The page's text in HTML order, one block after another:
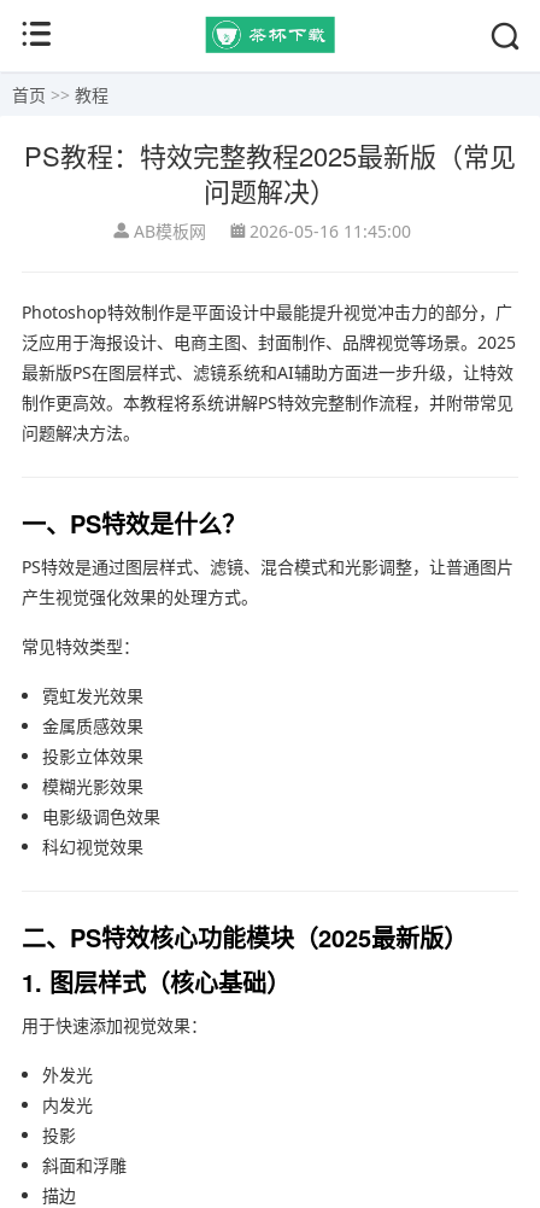
首页 >> 教程
PS教程：特效完整教程2025最新版（常见
问题解决）
AB模板网 2026-05-16 11:45:00
Photoshop特效制作是平面设计中最能提升视觉冲击力的部分，广
泛应用于海报设计、电商主图、封面制作、品牌视觉等场景。2025
最新版PS在图层样式、滤镜系统和AI辅助方面进一步升级，让特效
制作更高效。本教程将系统讲解PS特效完整制作流程，并附带常见
问题解决方法。
一、PS特效是什么？
PS特效是通过图层样式、滤镜、混合模式和光影调整，让普通图片
产生视觉强化效果的处理方式。
常见特效类型：
霓虹发光效果
金属质感效果
投影立体效果
模糊光影效果
电影级调色效果
科幻视觉效果
二、PS特效核心功能模块（2025最新版）
1. 图层样式（核心基础）
用于快速添加视觉效果：
外发光
内发光
投影
斜面和浮雕
描边